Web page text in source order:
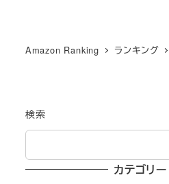
Amazon Ranking ランキング
検索
カテゴリー